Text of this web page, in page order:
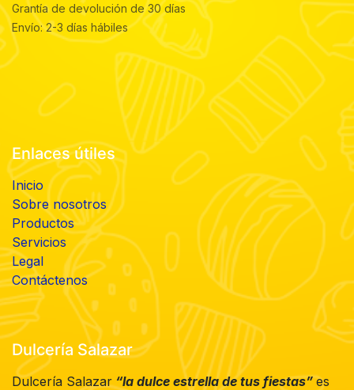
Grantía de devolución de 30 días
Envío: 2-3 días hábiles
Enlaces útiles
Inicio
Sobre nosotros
Productos
Servicios
Legal
Contáctenos
Dulcería Salazar
Dulcería Salazar “la dulce estrella de tus fiestas”es